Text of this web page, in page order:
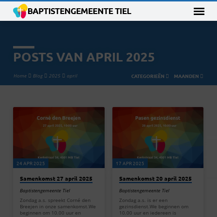
POSTS VAN APRIL 2025
Home Blog 2025 april CATEGORIEËN MAANDEN
POSTS
2025
24 APR 2025
Samenkomst 27 april 2025
Baptistengemeente Tiel
Zondag a.s. spreekt Corné den
Breejen in onze samenkomst.We
beginnen om 10.00 uur en
17 APR 2025
Samenkomst 20 april 2025
Baptistengemeente Tiel
Zondag a.s. is er een
gezinsdienst.We beginnen om
10.00 uur en iedereen is